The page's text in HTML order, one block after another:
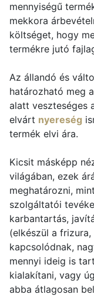
mennyiségű
mekkora
költséget, hogy
termékre jutó
Az állandó és
határozható meg
alatt veszteséges
elvárt nyereség
termék elvi ára.
Kicsit másképp
világában, ezek
meghatározni,
szolgáltatói
karbantartás,
(elkészül a
kapcsolódnak,
mennyi ideig is
kialakítani, vagy
abba átlagosan